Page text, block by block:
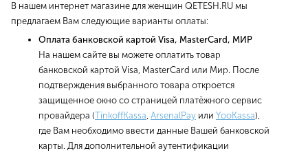
В нашем интернет магазине для женщин QETESH.RU мы
предлагаем Вам следующие варианты оплаты:
Оплата банковской картой Visa, MasterCard, МИР
На нашем сайте вы можете оплатить товар
банковской картой Visa, MasterCard или Мир. После
подтверждения выбранного товара откроется
защищенное окно со страницей платёжного сервис
провайдера (TinkoffKassa, ArsenalPay или YooKassa),
где Вам необходимо ввести данные Вашей банковской
карты. Для дополнительной аутентификации